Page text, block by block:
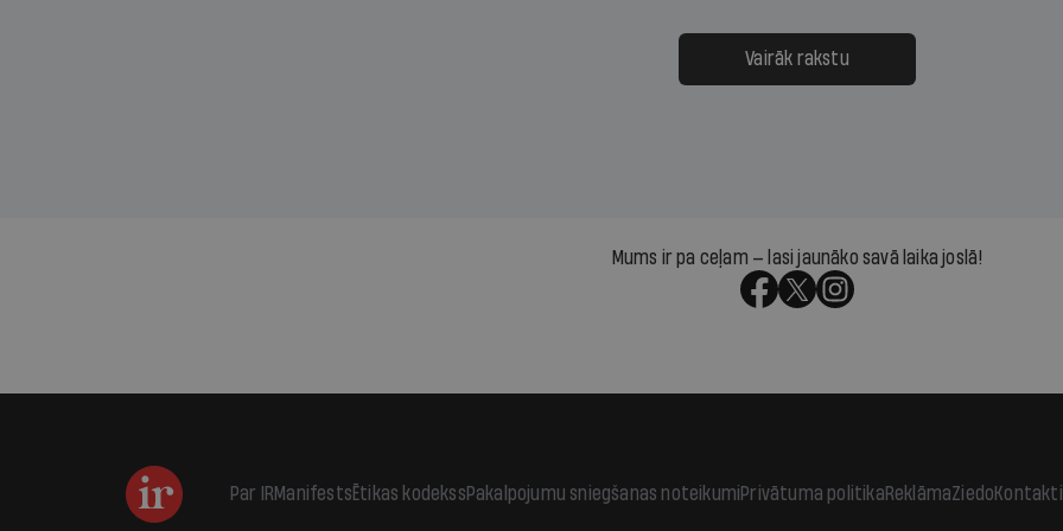
samaksāt augstos procentus,
kas jāpārskaita jau trīs dienas
pirms nākamās sapulces
uzcītīga darba, mammas
atbalsts un drosme
meteovērojumus arī tad,
Vairāk rakstu
Mums ir pa ceļam — lasi jaunāko savā laika joslā!
Par IRManifestsĒtikas kodekssPakalpojumu sniegšanas noteikumiPrivātuma politikaReklāmaZiedoKontakti